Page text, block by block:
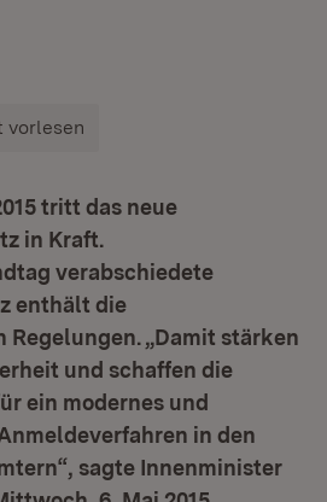
vorlesen
tritt das neue
in Kraft.
verabschiedete
enthält die
Regelungen. „Damit stärken
und schaffen die
ein modernes und
in den
sagte Innenminister